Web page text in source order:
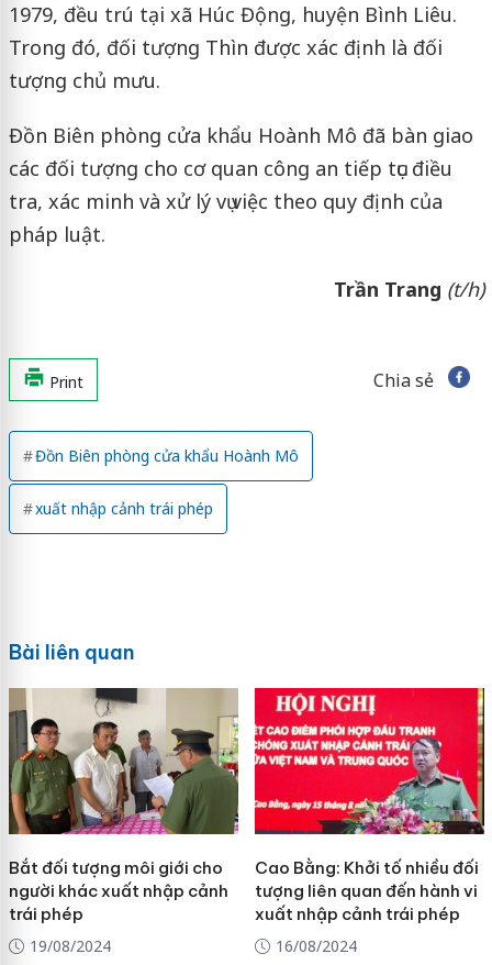
1979, đều trú tại xã Húc Động, huyện Bình Liêu.
Trong đó, đối tượng Thìn được xác định là đối
tượng chủ mưu.
Đồn Biên phòng cửa khẩu Hoành Mô đã bàn giao
các đối tượng cho cơ quan công an tiếp tục điều
tra, xác minh và xử lý vụ việc theo quy định của
pháp luật.
Trần Trang (t/h)
Print Chia sẻ
Đồn Biên phòng cửa khẩu Hoành Mô
xuất nhập cảnh trái phép
Bài liên quan
Bắt đối tượng môi giới cho
người khác xuất nhập cảnh
trái phép
19/08/2024
Cao Bằng: Khởi tố nhiều đối
tượng liên quan đến hành vi
xuất nhập cảnh trái phép
16/08/2024